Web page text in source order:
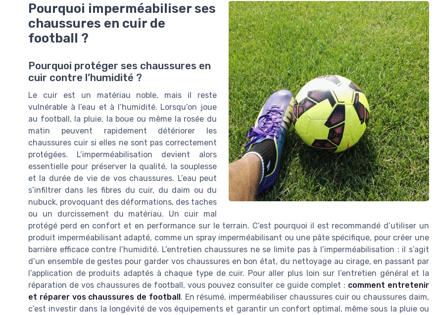
Pourquoi imperméabiliser ses
chaussures en cuir de
football ?
Pourquoi protéger ses chaussures en
cuir contre l’humidité ?
Le cuir est un matériau noble, mais il reste
vulnérable à l’eau et à l’humidité. Lorsqu’on joue
au football, la pluie, la boue ou même la rosée du
matin peuvent rapidement détériorer les
chaussures cuir si elles ne sont pas correctement
protégées. L’imperméabilisation devient alors
essentielle pour préserver la qualité, la souplesse
et la durée de vie de vos chaussures. L’eau peut
s’infiltrer dans les fibres du cuir, du daim ou du
nubuck, provoquant des déformations, des taches
ou un durcissement du matériau. Un cuir mal
protégé perd en confort et en performance sur le terrain. C’est pourquoi il est recommandé d’utiliser un
produit imperméabilisant adapté, comme un spray imperméabilisant ou une pâte spécifique, pour créer une
barrière efficace contre l’humidité. L’entretien chaussures ne se limite pas à l’imperméabilisation : il s’agit
d’un ensemble de gestes pour garder vos chaussures en bon état, du nettoyage au cirage, en passant par
l’application de produits adaptés à chaque type de cuir. Pour aller plus loin sur l’entretien général et la
réparation de vos chaussures de football, vous pouvez consulter ce guide complet : comment entretenir
et réparer vos chaussures de football. En résumé, imperméabiliser chaussures cuir ou chaussures daim,
c’est investir dans la longévité de vos équipements et garantir un confort optimal, même sous la pluie ou